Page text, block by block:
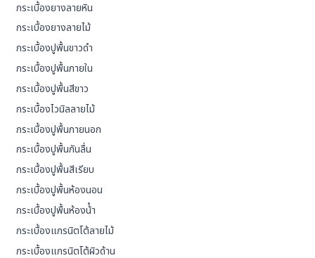
กระเบื้องยางลายหิน
กระเบื้องยางลายไม้
กระเบื้องปูพื้นขาวดำ
กระเบื้องปูพื้นภายใน
กระเบื้องปูพื้นสีขาว
กระเบื้องไวนิลลายไม้
กระเบื้องปูพื้นภายนอก
กระเบื้องปูพื้นกันลื่น
กระเบื้องปูพื้นสีเรียบ
กระเบื้องปูพื้นห้องนอน
กระเบื้องปูพื้นห้องน้ํา
กระเบื้องแกรนิตโต้ลายไม้
กระเบื้องแกรนิตโต้ผิวด้าน